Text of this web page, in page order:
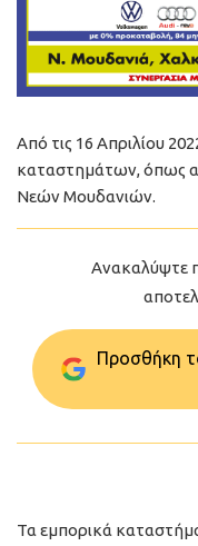
Από τις 16 Απριλίου
καταστημάτων, όπως
Νεών Μουδανιών.
Ανακαλύψτε
Προσθήκη
Τα εμπορικά